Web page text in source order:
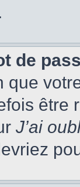
de
que
être
J’ai